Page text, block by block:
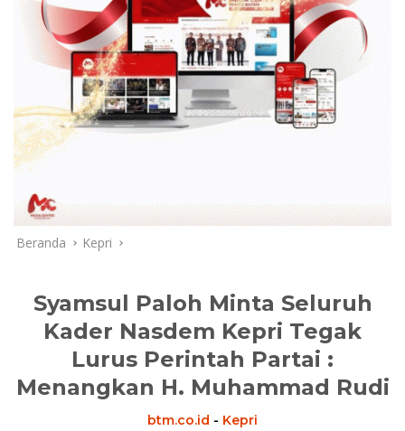
Beranda Kepri
Syamsul Paloh Minta Seluruh
Kader Nasdem Kepri Tegak
Lurus Perintah Partai :
Menangkan H. Muhammad Rudi
btm.co.id - Kepri